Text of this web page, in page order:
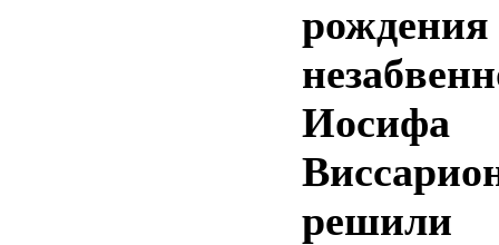
рождения
Иосифа
решили